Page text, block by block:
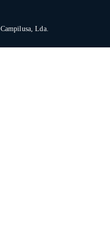
Campilusa, Lda.